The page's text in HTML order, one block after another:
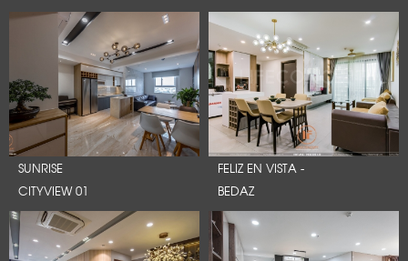
SUNRISE
CITYVIEW 01
FELIZ EN VISTA -
BEDAZ